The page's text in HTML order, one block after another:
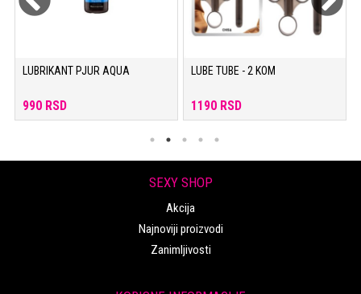
LUBRIKANT PJUR AQUA
990 RSD
LUBE TUBE - 2 KOM
1190 RSD
SEXY SHOP
Akcija
Najnoviji proizvodi
Zanimljivosti